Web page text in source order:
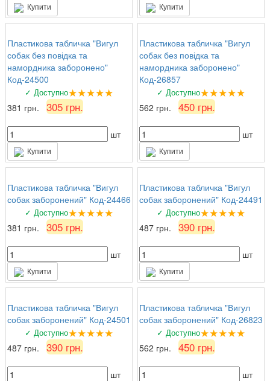
Купити Купити
Пластикова табличка "Вигул
собак без повідка та
намордника заборонено"
Код-24500
✓ Доступно★★★★★
381 грн. 305 грн.
шт
Купити
Пластикова табличка "Вигул
собак без повідка та
намордника заборонено"
Код-26857
✓ Доступно★★★★★
562 грн. 450 грн.
шт
Купити
Пластикова табличка "Вигул
собак заборонений" Код-24466
✓ Доступно★★★★★
381 грн. 305 грн.
шт
Купити
Пластикова табличка "Вигул
собак заборонений" Код-24491
✓ Доступно★★★★★
487 грн. 390 грн.
шт
Купити
Пластикова табличка "Вигул
собак заборонений" Код-24501
✓ Доступно★★★★★
487 грн. 390 грн.
шт
Пластикова табличка "Вигул
собак заборонений" Код-26823
✓ Доступно★★★★★
562 грн. 450 грн.
шт